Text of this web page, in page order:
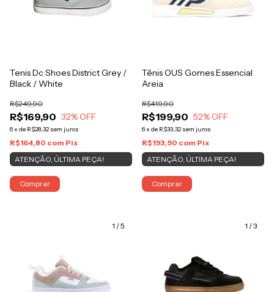
Tenis Dc Shoes District Grey /
Black / White
R$169,90
R$249,90
32% OFF
6x de R$28,32 sem juros
R$164,80 com Pix
ATENÇÃO, ÚLTIMA PEÇA!
Comprar
Tênis OUS Gomes Essencial
Areia
R$199,90
R$419,90
52% OFF
6x de R$33,32 sem juros
R$193,90 com Pix
ATENÇÃO, ÚLTIMA PEÇA!
Comprar
1 /5 1 /3